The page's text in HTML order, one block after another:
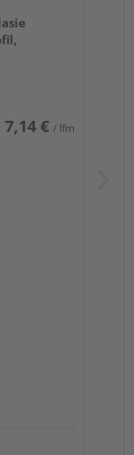
7,14 € / lfm